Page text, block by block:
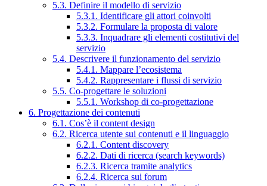
5.3. Definire il modello di servizio
5.3.1. Identificare gli attori coinvolti
5.3.2. Formulare la proposta di valore
5.3.3. Inquadrare gli elementi costitutivi del
servizio
5.4. Descrivere il funzionamento del servizio
5.4.1. Mappare l’ecosistema
5.4.2. Rappresentare i flussi di servizio
5.5. Co-progettare le soluzioni
5.5.1. Workshop di co-progettazione
6. Progettazione dei contenuti
6.1. Cos’è il content design
6.2. Ricerca utente sui contenuti e il linguaggio
6.2.1. Content discovery
6.2.2. Dati di ricerca (search keywords)
6.2.3. Ricerca tramite analytics
6.2.4. Ricerca sui forum